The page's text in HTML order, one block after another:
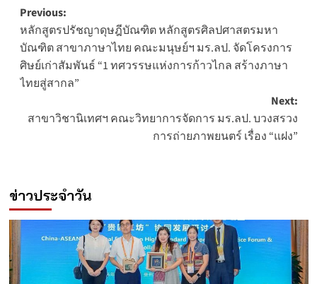
Post
navigation
Previous:
หลักสูตรปรัชญาดุษฎีบัณฑิต หลักสูตรศิลปศาสตรมหา
บัณฑิต สาขาภาษาไทย คณะมนุษย์ฯ มร.ลป. จัดโครงการ
ศิษย์เก่าสัมพันธ์ “1 ทศวรรษแห่งการก้าวไกล สร้างภาษา
ไทยสู่สากล”
Next:
สาขาวิชานิเทศฯ คณะวิทยาการจัดการ มร.ลป. บวงสรวง
การถ่ายภาพยนตร์ เรื่อง “แฝง”
ข่าวประจำวัน